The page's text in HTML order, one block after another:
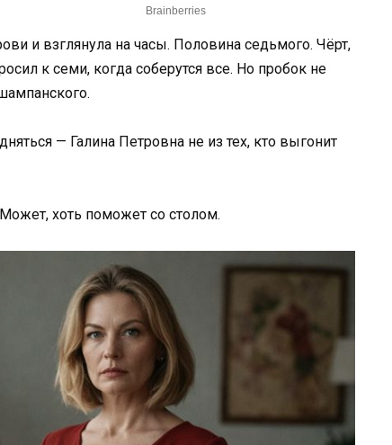
и взглянула на часы. Половина седьмого. Чёрт,
к семи, когда соберутся все. Но пробок не
— Галина Петровна не из тех, кто выгонит
хоть поможет со столом.